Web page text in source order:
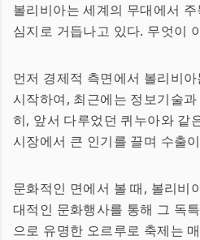
볼리비아는 세계의 무대에서 주
심지로 거듭나고 있다. 무엇이
먼저 경제적 측면에서 볼리비
시작하여, 최근에는 정보기술
히, 앞서 다루었던 퀴누아와 같
시장에서 큰 인기를 끌며 수출
문화적인 면에서 볼 때, 볼리비
대적인 문화행사를 통해 그 독
으로 유명한 오르루로 축제는